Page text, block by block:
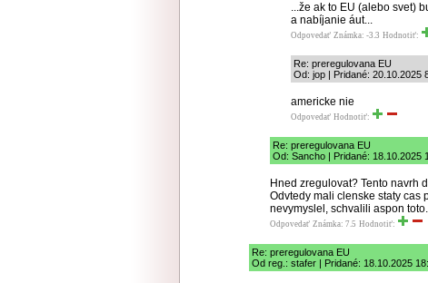
...že ak to EU (alebo svet)
a nabíjanie áut...
Odpovedať Známka: -3.3 Hodnotiť:
Re: preregulovana EU
Od: jop | Pridané: 20.10.2025
americke nie
Odpovedať Hodnotiť:
Re: preregulovana EU
Od: Sancho | Pridané: 18.10.2025
Hned zregulovat? Tento navrh
Odvtedy mali clenske staty cas
nevymyslel, schvalili aspon toto.
Odpovedať Známka: 7.5 Hodnotiť:
Re: preregulovana EU
Od reg.: stafer | Pridané: 18.10.2025